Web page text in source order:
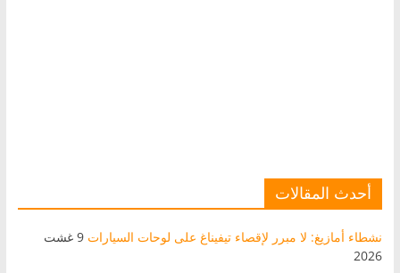
أحدث المقالات
نشطاء أمازيغ: لا مبرر لإقصاء تيفيناغ على لوحات السيارات
9 غشت
2026